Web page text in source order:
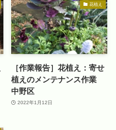
花植え
［作業報告］花植え：寄せ
植えのメンテナンス作業
中野区
2022年1月12日